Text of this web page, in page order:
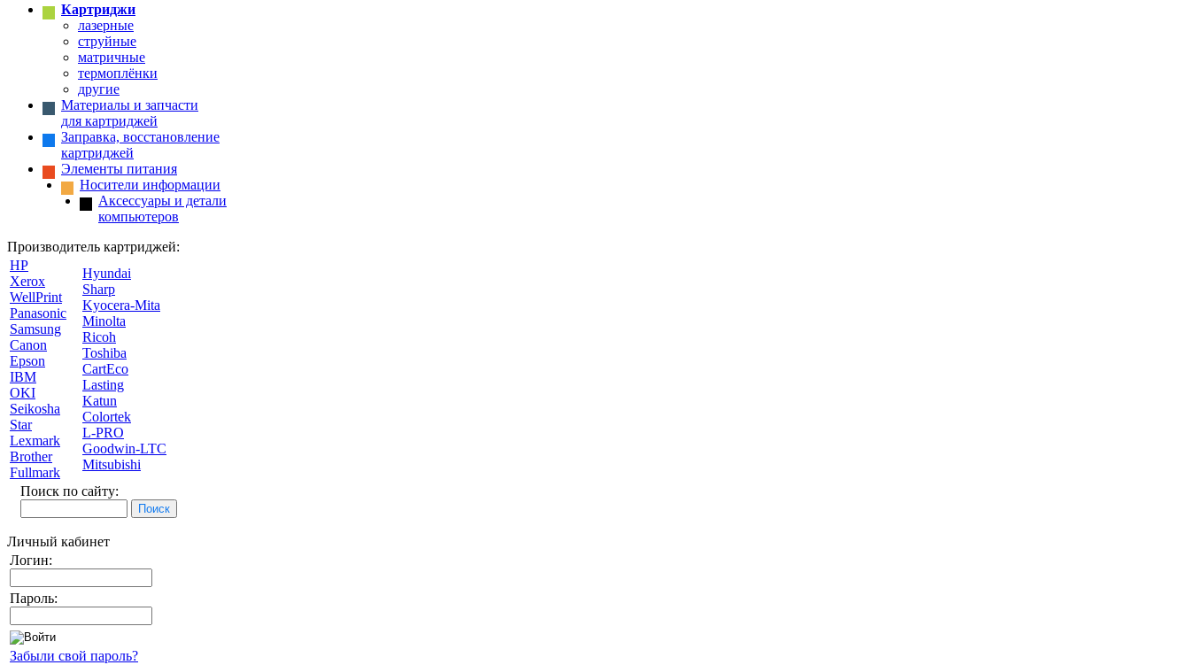
Картриджи
лазерные
струйные
матричные
термоплёнки
другие
Материалы и запчасти
для картриджей
Заправка, восстановление
картриджей
Элементы питания
Носители информации
Аксессуары и детали
компьютеров
Производитель картриджей:
HP
Xerox
WellPrint
Panasonic
Samsung
Canon
Epson
IBM
OKI
Seikosha
Star
Lexmark
Brother
Fullmark
Hyundai
Sharp
Kyocera-Mita
Minolta
Ricoh
Toshiba
CartEco
Lasting
Katun
Colortek
L-PRO
Goodwin-LTC
Mitsubishi
Поиск по сайту:
Личный кабинет
Логин:
Пароль:
Забыли свой пароль?